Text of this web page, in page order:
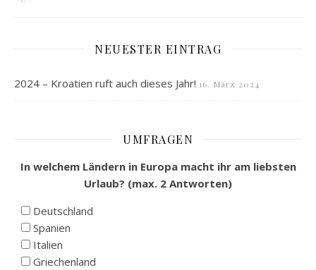
NEUESTER EINTRAG
2024 – Kroatien ruft auch dieses Jahr! 16. März 2024
UMFRAGEN
In welchem Ländern in Europa macht ihr am liebsten
Urlaub? (max. 2 Antworten)
Deutschland
Spanien
Italien
Griechenland